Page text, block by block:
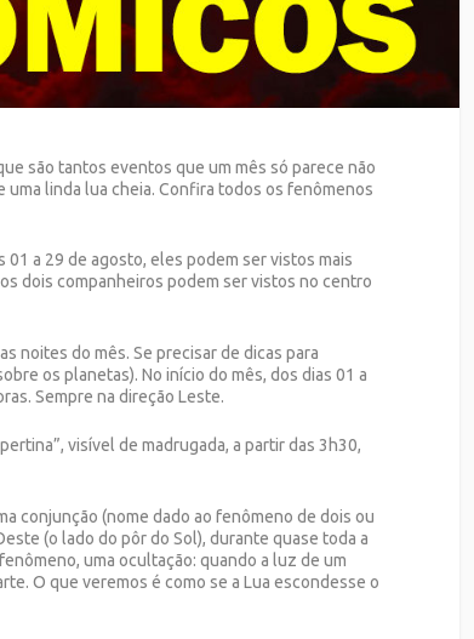
são tantos eventos que um mês só parece não
linda lua cheia. Confira todos os fenômenos
a 29 de agosto, eles podem ser vistos mais
dois companheiros podem ser vistos no centro
noites do mês. Se precisar de dicas para
os planetas). No início do mês, dos dias 01 a
Sempre na direção Leste.
visível de madrugada, a partir das 3h30,
conjunção (nome dado ao fenômeno de dois ou
(o lado do pôr do Sol), durante quase toda a
uma ocultação: quando a luz de um
O que veremos é como se a Lua escondesse o